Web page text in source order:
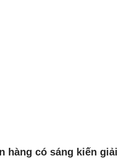
hàng có sáng kiến giải